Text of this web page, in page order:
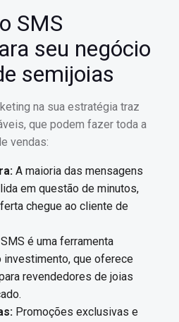
SMS
seu negócio
semijoias
na sua estratégia traz
que podem fazer toda a
vendas:
A maioria das mensagens
em questão de minutos,
chegue ao cliente de
é uma ferramenta
que oferece
revendedores de joias
Promoções exclusivas e